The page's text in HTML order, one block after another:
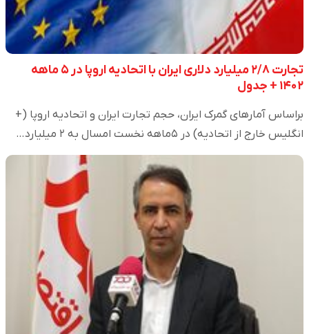
تجارت ۲/۸ میلیارد دلاری ایران با اتحادیه اروپا در ۵ ماهه
۱۴۰۲ + جدول
براساس آمارهای گمرک ایران، حجم تجارت ایران و اتحادیه اروپا (+
انگلیس خارج از اتحادیه) در ۵ماهه نخست امسال به ۲ میلیارد…